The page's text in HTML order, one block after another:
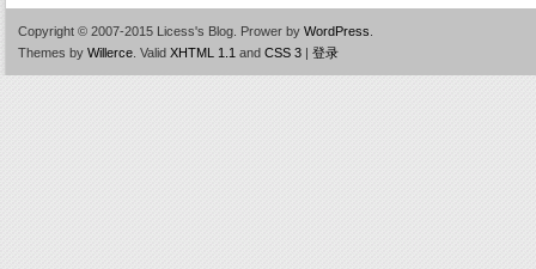
Copyright © 2007-2015 Licess's Blog. Prower by WordPress
Themes by Willerce Valid XHTML 1.1 and CSS 3 | 登录